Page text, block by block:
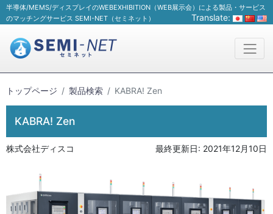
半導体/MEMS/ディスプレイのWEBEXHIBITION（WEB展示会）による製品・サービス
のマッチングサービス SEMI-NET（セミネット）
Translate:
トップページ 製品検索 KABRA! Zen
KABRA! Zen
株式会社ディスコ 最終更新日: 2021年12月10日